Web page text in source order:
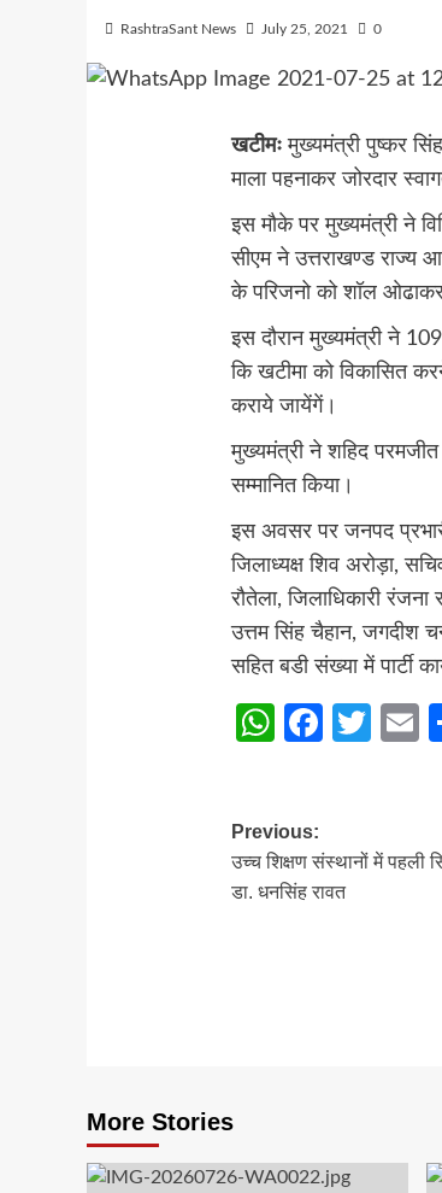
RashtraSant News July 25, 2021 0
खटीमः मुख्यमंत्री पुष्कर
माला पहनाकर जोरदार
इस मौके पर मुख्यमंत्री ने
सीएम ने उत्तराखण्ड राज्य
के परिजनो को शॉल ओढाकर
इस दौरान मुख्यमंत्री ने 109
कि खटीमा को विकासित
कराये जायेंगें।
मुख्यमंत्री ने शहिद
सम्मानित किया।
इस अवसर पर जनपद
जिलाध्यक्ष शिव अरोड़ा,
रौतेला, जिलाधिकारी
उत्तम सिंह चैहान, जगदीश
सहित बडी संख्या में पार्टी
Post
navigation
Previous:
उच्च शिक्षण संस्थानों में पहली
डा. धनसिंह रावत
More Stories